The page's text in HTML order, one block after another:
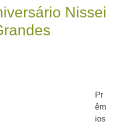
Nissei
Pr
êm
ios